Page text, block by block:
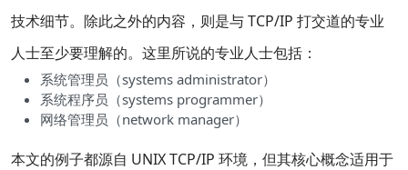
技术细节。除此之外的内容，则是与 TCP/IP 打交道的专业
人士至少要理解的。这里所说的专业人士包括：
系统管理员（systems administrator）
系统程序员（systems programmer）
网络管理员（network manager）
本文的例子都源自 UNIX TCP/IP 环境，但其核心概念适用于